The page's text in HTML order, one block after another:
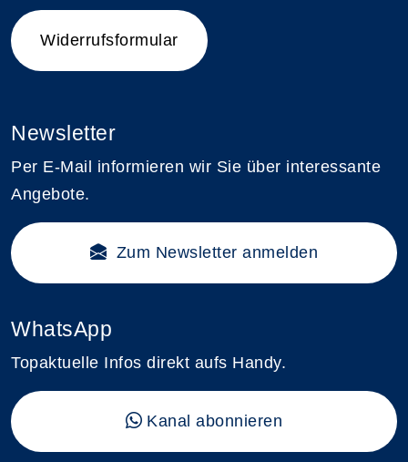
Widerrufsformular
Newsletter
Per E-Mail informieren wir Sie über interessante
Angebote.
Zum Newsletter anmelden
WhatsApp
Topaktuelle Infos direkt aufs Handy.
Kanal abonnieren